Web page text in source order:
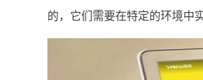
的，它们需要在特定的环境中